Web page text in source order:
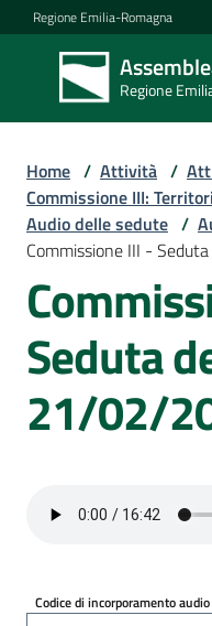
Vai al contenuto
Vai alla navigazione
Vai al footer
Regione Emilia-Romagna
Regione
Assemblea
legislativa
Regione Emilia-
Assemblea
Attività
Argomenti
Per
Home / Attività /
Commissione III:
Audio delle sedute /
Commissione III -
Seduta
21/02/
Codice di incorporamento audio